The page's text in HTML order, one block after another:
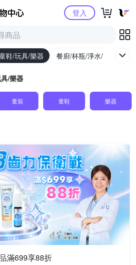
Yahoo購物中心登入
鞋/玩具/樂器 餐廚/杯瓶/淨水/寵物
/樂器
童裝 童鞋 樂器
滿699享88折